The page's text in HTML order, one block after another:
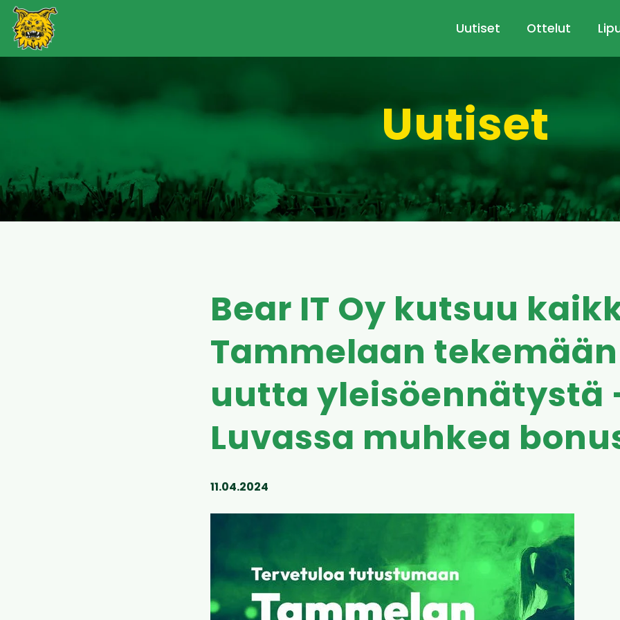
Uutiset Ottelut
Uutiset
Bear IT Oy kutsuu
Tammelaan tekemään
uutta yleisöennätystä
Luvassa muhkea
11.04.2024